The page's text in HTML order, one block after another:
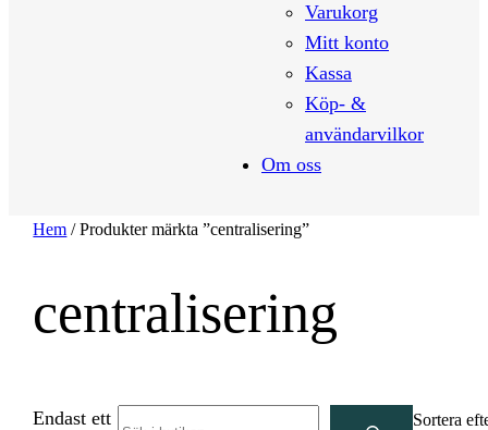
Varukorg
Mitt konto
Kassa
Köp- &
användarvilkor
Om oss
Hem / Produkter märkta ”centralisering”
centralisering
Endast ett
Sortera